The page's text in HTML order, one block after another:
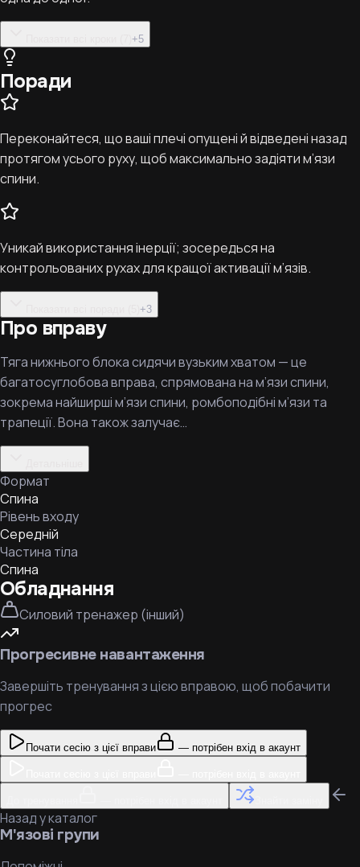
+5
Поради
Переконайтеся, що ваші плечі опущені й відведені назад
протягом усього руху, щоб максимально задіяти м’язи
спини.
Уникай використання інерції; зосередься на
контрольованих рухах для кращої активації м’язів.
+3
Про вправу
Тяга нижнього блока сидячи вузьким хватом — це
багатосуглобова вправа, спрямована на м’язи спини,
зокрема найширші м’язи спини, ромбоподібні м’язи та
трапеції. Вона також залучає…
Формат
Спина
Рівень входу
Середній
Частина тіла
Спина
Обладнання
Силовий тренажер (інший)
Прогресивне навантаження
Завершіть тренування з цією вправою, щоб побачити
прогрес
Почати сесію з цієї вправи — потрібен вхід в акаунт
Назад у каталог
М'язові групи